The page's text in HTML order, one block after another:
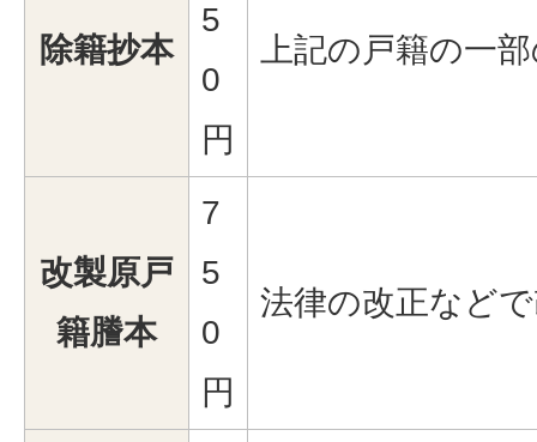
除籍抄本
5
0
円
上記の戸籍の一
改製原戸
籍謄本
7
5
0
円
法律の改正など